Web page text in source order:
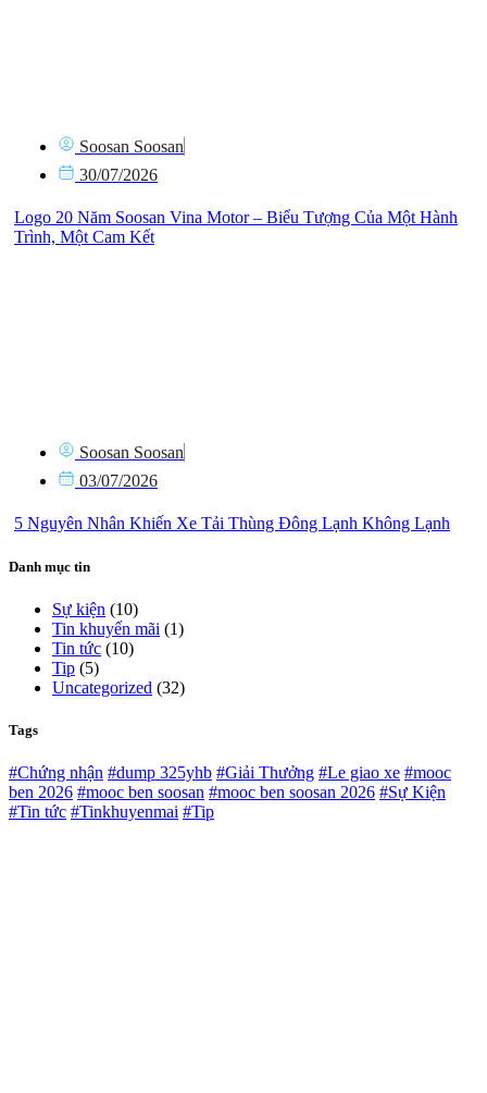
Soosan Soosan
30/07/2026
Logo 20 Năm Soosan Vina Motor – Biểu Tượng Của Một Hành
Trình, Một Cam Kết
Soosan Soosan
03/07/2026
5 Nguyên Nhân Khiến Xe Tải Thùng Đông Lạnh Không Lạnh
Danh mục tin
Sự kiện (10)
Tin khuyến mãi (1)
Tin tức (10)
Tip (5)
Uncategorized (32)
Tags
#Chứng nhận #dump 325yhb #Giải Thưởng #Le giao xe #mooc
ben 2026 #mooc ben soosan #mooc ben soosan 2026 #Sự Kiện
#Tin tức #Tinkhuyenmai #Tip